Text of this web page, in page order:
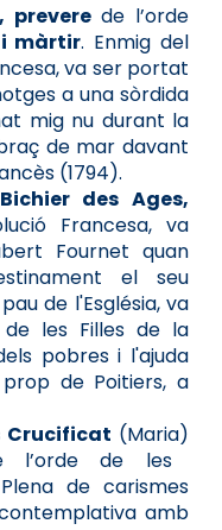
preverede l’orde
i màrtir. Enmig del
va ser portat
a una sòrdida
mig nu durant la
de mar davant
(1794).
des Ages,
Francesa, va
Fournet quan
el seu
de l'Església, va
les Filles de la
pobres i l'ajuda
de Poitiers, a
Crucificat (Maria)
l’orde de les
de carismes
amb